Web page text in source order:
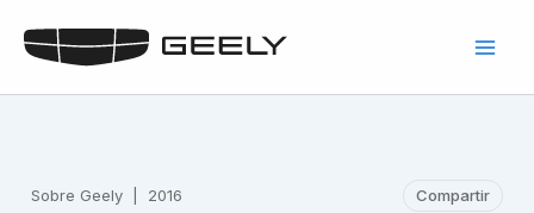
content
Sobre Geely| 2016 Compartir